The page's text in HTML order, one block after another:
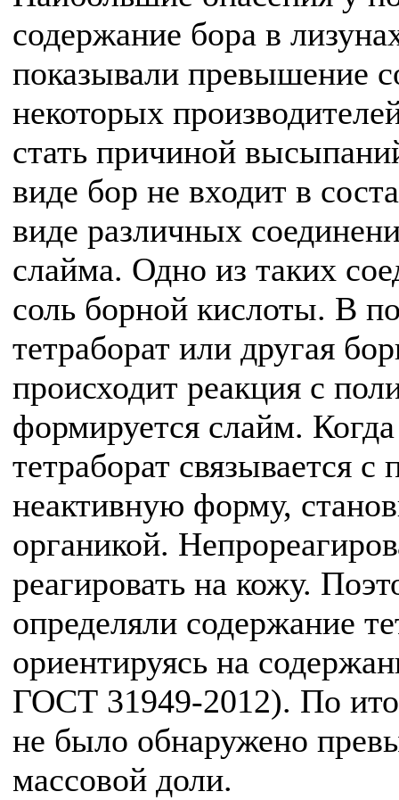
содержание бора в
показывали превышение
некоторых
стать причиной
виде бор не входит в
виде различных
слайма. Одно из таких
соль борной кислоты. В
тетраборат или другая
происходит реакция с
формируется слайм.
тетраборат связывается
неактивную форму,
органикой.
реагировать на кожу.
определяли содержание
ориентируясь на
ГОСТ 31949-2012). По
не было обнаружено
массовой доли.